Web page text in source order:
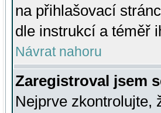
na přihlašovací
dle instrukcí a téměř
Návrat nahoru
Zaregistroval jsem
Nejprve zkontrolujte,